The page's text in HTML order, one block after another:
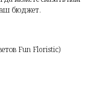
бюджет.
Fun Floristic)